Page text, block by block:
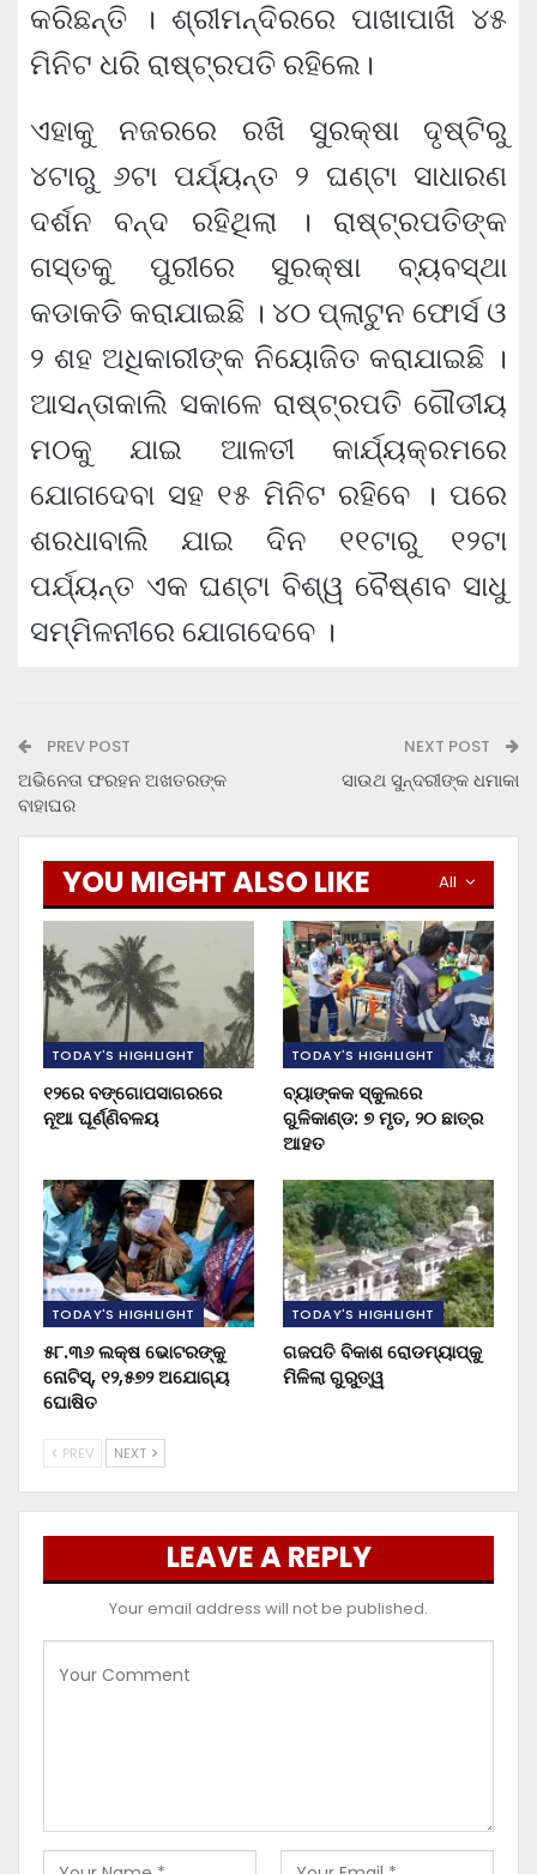
କରିଛନ୍ତି । ଶ୍ରୀମନ୍ଦିରରେ ପାଖାପାଖି ୪୫
ମିନିଟ ଧରି ରାଷ୍ଟ୍ରପତି ରହିଲେ।
ଏହାକୁ ନଜରରେ ରଖି ସୁରକ୍ଷା ଦୃଷ୍ଟିରୁ
୪ଟାରୁ ୬ଟା ପର୍ଯ୍ୟନ୍ତ ୨ ଘଣ୍ଟା ସାଧାରଣ
ଦର୍ଶନ ବନ୍ଦ ରହିଥିଲା । ରାଷ୍ଟ୍ରପତିଙ୍କ
ଗସ୍ତକୁ ପୁରୀରେ ସୁରକ୍ଷା ବ୍ୟବସ୍ଥା
କଡାକଡି କରାଯାଇଛି । ୪୦ ପ୍ଲାଟୁନ ଫୋର୍ସ ଓ
୨ ଶହ ଅଧିକାରୀଙ୍କ ନିୟୋଜିତ କରାଯାଇଛି ।
ଆସନ୍ତାକାଲି ସକାଳେ ରାଷ୍ଟ୍ରପତି ଗୌଡୀୟ
ମଠକୁ ଯାଇ ଆଳତୀ କାର୍ଯ୍ୟକ୍ରମରେ
ଯୋଗଦେବା ସହ ୧୫ ମିନିଟ ରହିବେ । ପରେ
ଶରଧାବାଲି ଯାଇ ଦିନ ୧୧ଟାରୁ ୧୨ଟା
ପର୍ଯ୍ୟନ୍ତ ଏକ ଘଣ୍ଟା ବିଶ୍ୱ ବୈଷ୍ଣବ ସାଧୁ
ସମ୍ମିଳନୀରେ ଯୋଗଦେବେ ।
PREV POST
ଅଭିନେତା ଫରହନ ଅଖତରଙ୍କ
ବାହାଘର
NEXT POST
ସାଉଥ ସୁନ୍ଦରୀଙ୍କ ଧମାକା
All
YOU MIGHT ALSO LIKE
TODAY'S HIGHLIGHT
୧୨ରେ ବଙ୍ଗୋପସାଗରରେ
ନୂଆ ଘୂର୍ଣ୍ଣିବଳୟ
TODAY'S HIGHLIGHT
ବ୍ୟାଙ୍କକ ସ୍କୁଲରେ
ଗୁଳିକାଣ୍ଡ: ୭ ମୃତ, ୨୦ ଛାତ୍ର
ଆହତ
TODAY'S HIGHLIGHT
୫୮.୩୬ ଲକ୍ଷ ଭୋଟରଙ୍କୁ
ନୋଟିସ୍‌, ୧୨,୫୭୨ ଅଯୋଗ୍ୟ
ଘୋଷିତ
TODAY'S HIGHLIGHT
ଗଜପତି ବିକାଶ ରୋଡମ୍ୟାପ୍‌କୁ
ମିଳିଲା ଗୁରୁତ୍ୱ
PREV NEXT
LEAVE A REPLY
Your email address will not be published.